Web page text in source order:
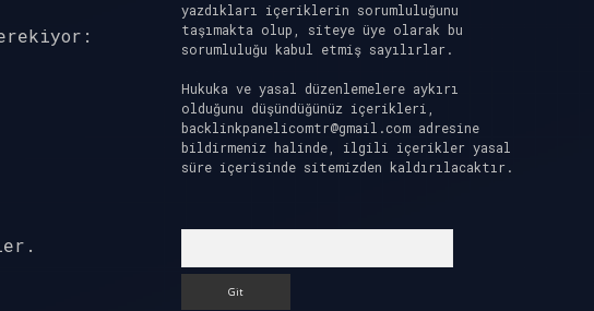
yazdıkları içeriklerin sorumluluğunu
taşımakta olup, siteye üye olarak bu
sorumluluğu kabul etmiş sayılırlar.
Hukuka ve yasal düzenlemelere aykırı
olduğunu düşündüğünüz içerikleri,
backlinkpanelicomtr@gmail.comadresine
bildirmeniz halinde, ilgili içerikler yasal
süre içerisinde sitemizden kaldırılacaktır.